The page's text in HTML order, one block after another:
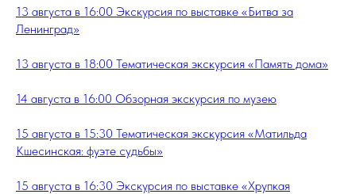
13 августа в 16:00 Экскурсия по выставке «Битва за
Ленинград»
13 августа в 18:00 Тематическая экскурсия «Память дома»
14 августа в 16:00 Обзорная экскурсия по музею
15 августа в 15:30 Тематическая экскурсия «Матильда
Кшесинская: фуэте судьбы»
15 августа в 16:30 Экскурсия по выставке «Хрупкая